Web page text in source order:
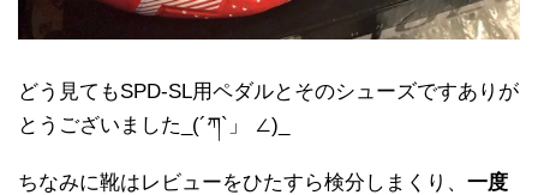
どう見てもSPD-SL用ペダルとそのシューズですありが
とうございました_(´ཀ`」 ∠)_
ちなみに靴はレビューをひたすら検分しまくり、 一度